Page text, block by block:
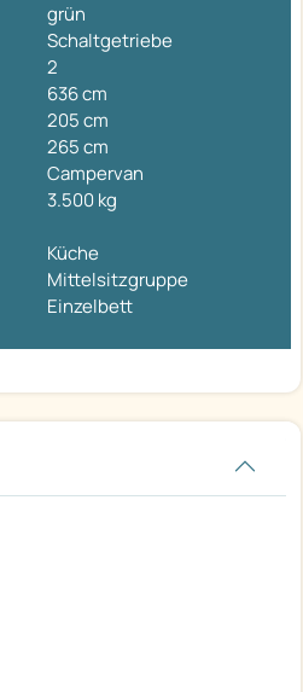
grün
Schaltgetriebe
2
636 cm
205 cm
265 cm
Campervan
3.500 kg
Küche
Mittelsitzgruppe
Einzelbett